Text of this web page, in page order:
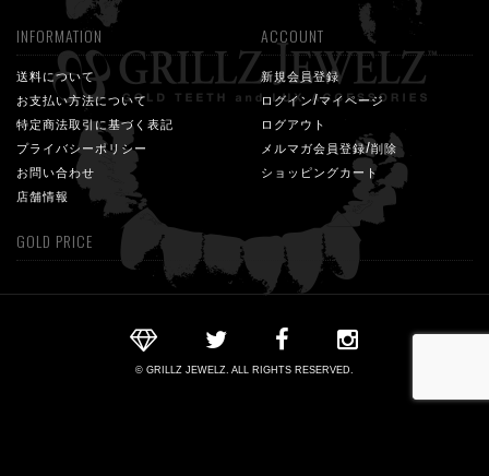
INFORMATION
送料について
お支払い方法について
特定商法取引に基づく表記
プライバシーポリシー
お問い合わせ
店舗情報
ACCOUNT
新規会員登録
ログイン/マイページ
ログアウト
メルマガ会員登録/削除
ショッピングカート
GOLD PRICE
© GRILLZ JEWELZ. ALL RIGHTS RESERVED.